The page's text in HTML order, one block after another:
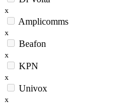
x
Amplicomms
x
Beafon
x
KPN
x
Univox
x